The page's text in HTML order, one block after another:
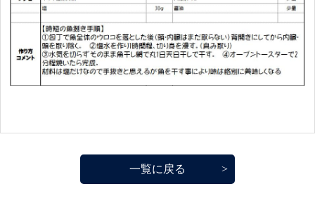
一覧に戻る